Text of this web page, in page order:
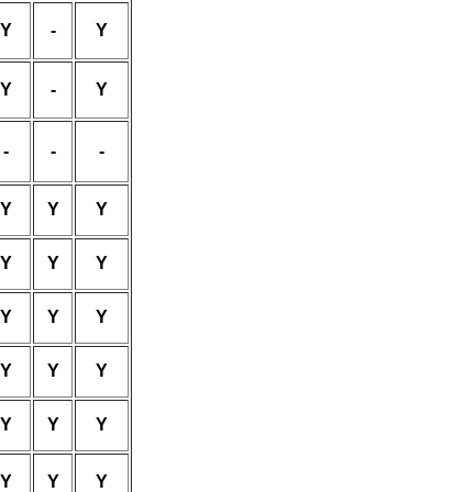
Y - Y
Y - Y
- - -
Y Y Y
Y Y Y
Y Y Y
Y Y Y
Y Y Y
Y Y Y